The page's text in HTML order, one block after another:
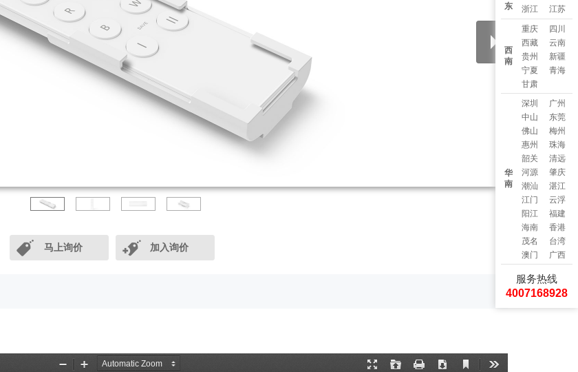
马上询价 加入询价
东
浙江
江苏
西
南
重庆
西藏
贵州
宁夏
甘肃
四川
云南
新疆
青海
华
南
深圳
中山
佛山
惠州
韶关
河源
潮汕
江门
阳江
海南
茂名
澳门
广州
东莞
梅州
珠海
清远
肇庆
湛江
云浮
福建
香港
台湾
广西
服务热线
4007168928